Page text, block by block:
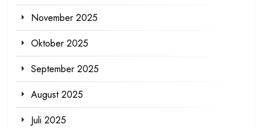
November 2025
Oktober 2025
September 2025
August 2025
Juli 2025